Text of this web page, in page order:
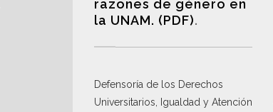
razones de género en
la UNAM. (PDF).
Defensoría de los Derechos
Universitarios, Igualdad y Atención